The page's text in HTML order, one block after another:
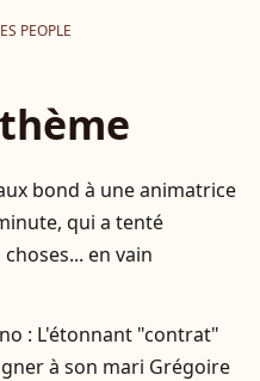
PEOPLE
bond à une animatrice
qui a tenté
en vain
: L'étonnant "contrat"
à son mari Grégoire